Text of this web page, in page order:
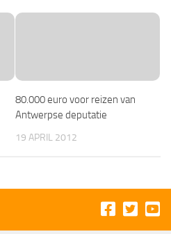
80.000 euro voor reizen van
Antwerpse deputatie
19 APRIL 2012